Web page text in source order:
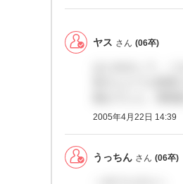
ヤス さん (06卒)
はじめまして。
皆さんとても将
2005年4月22日 14:39
うっちん さん (06卒)